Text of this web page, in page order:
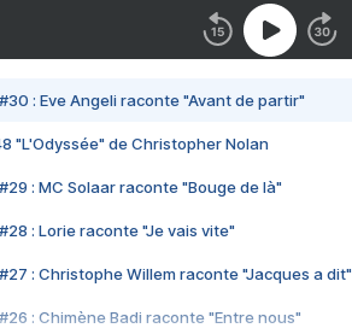
#30 : Eve Angeli raconte "Avant de partir"
"L'Odyssée" de Christopher Nolan
#29 : MC Solaar raconte "Bouge de là"
#28 : Lorie raconte "Je vais vite"
#27 : Christophe Willem raconte "Jacques a dit"
#26 : Chimène Badi raconte "Entre nous"